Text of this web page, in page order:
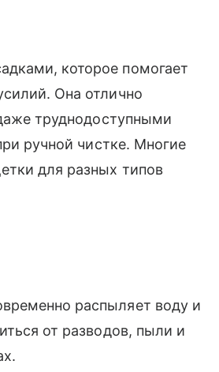
которое помогает
Она отлично
труднодоступными
ручной чистке. Многие
для разных типов
распыляет воду и
от разводов, пыли и